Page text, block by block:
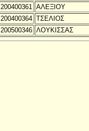
200400361 ΑΛΕΞΙΟΥ
200400364 ΤΣΕΛΙΟΣ
200500346 ΛΟΥΚΙΣΣΑΣ